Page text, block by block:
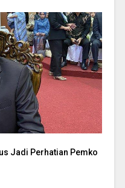
Jadi Perhatian Pemko